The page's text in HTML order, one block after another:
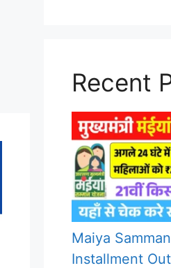
Recent
Maiya
Installment